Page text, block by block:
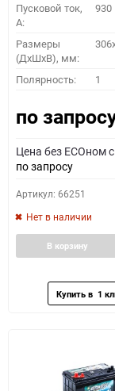
Пусковой ток,
A:
930
Размеры
(ДхШхВ), мм:
Полярность: 1
по
Цена без ECOном
по запросу
Артикул: 66251
Нет в наличии
В корзину